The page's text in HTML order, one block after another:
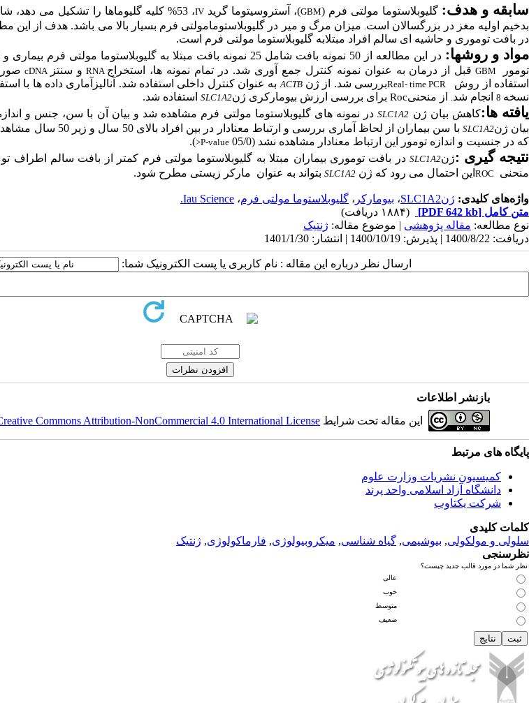
سابقه و هدف: گلیوبلاستوما مولتی فرم (GBM)، آستروسیتوما گریدIV،
53% کلیه گلیوماها را تشکیل می دهد،
بدخیم اولیه مغز در بزرگسالان است میزان مرگ و میر در گلیوبلاستومامولتی فرم بسیار بالا می باشد. هدف از این
در بافت توموری و حاشیه ای سالم افراد مبتلابه گلیوبلاستوما مولتی فرم است.
مواد و روش­ها: در این مطالعه از 50 نمونه بافت شامل
تومور
GBM قبل از درمان به عنوان نمونه کنترل جمع آوری شد. در تمام نمونه ها، استخراج RNA و سنتز cDNA
استفاده از روش
Real- time PCRبررسی شد. از ژنACTB به عنوان کنترل داخلی استفاده شد. آنالیزآماری داده ها با
نسخه 8 انجام شد از منحنیRoc برای بررسی ارزش بیومارکری ژنSLC1A2 استفاده شد.
یافته­ ها:کاهش بیان ژن SLC1A2 در نمونه های گلیوبلاستوما مولتی فرم مشاهده شد و بیان آن با سن، جنس و
بیان ژنSLC1A2 با سن بیماران از لحاظ ماری بررسی و ارتباط معنادار در بین افراد بالای 50 سال و زیر 50 سال مشاهده شد (
که در جنسیت و اندازه تومور
این ارتباط معنادار مشاهده نشد (05/0
P-value
>
).
نتیجه ­گیری :ژنSLC1A2در بافت توموری بیماران مبتلا به گلیوبلاستوما مولتی فرم کمتر از بافت سالم اطراف
منحنی
ROC این احتمال می رود که ژن SLC1A2 بتواند به عنوان مارکر زیستی مطرح شود.
واژه‌های کلیدی: ژنSLC1A2 ، بیومارکر ، گلیوبلاستوما مولتی فرم، Iau Science.
متن کامل [PDF 642 kb]
(۱۸۸۴ دریافت)
نوع مطالعه: مقاله پژوهشی | موضوع مقاله: ژنتیک
دریافت: 1400/8/22 | پذیرش: 1400/10/19 | انتشار: 1401/1/30
ارسال نظر درباره این مقاله : نام کاربری یا پست الکترونیک شما:
بازنشر اطلاعات
این مقاله تحت شرایط Commons Attribution-NonCommercial 4.0 International License
پایگاه های مرتبط
کمیسیون نشریات وزارت علوم
دانشگاه آزاد اسلامی واحد پرند
شرکت یکتاوب
کلمات کلیدی
سلولی و مولکولی, بیوشیمی, گیاه شناسی, میکروبیولوژی, فارماکولوژی, ژنتیک
نظرسنجی
نظر شما در مورد قالب جدید چیست؟
عالی
خوب
متوسط
ضعیف